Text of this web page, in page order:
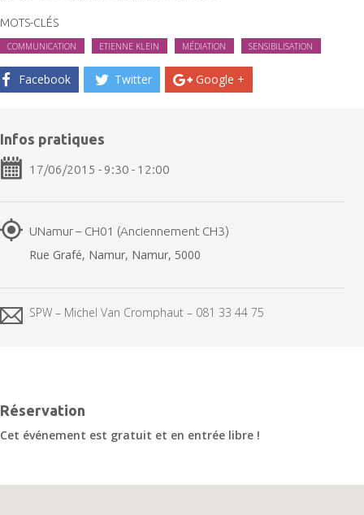
MOTS-CLÉS
COMMUNICATION ETIENNE KLEIN MÉDIATION SENSIBILISATION
Facebook Twitter Google +
Infos pratiques
17/06/2015 - 9:30 - 12:00
UNamur – CH01 (Anciennement CH3)
Rue Grafé, Namur, Namur, 5000
SPW – Michel Van Cromphaut – 081 33 44 75
Réservation
Cet événement est gratuit et en entrée libre !